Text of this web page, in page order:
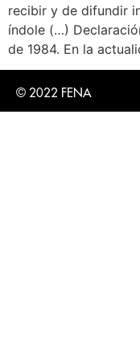
recibir y de difundir
índole (…)
de 1984. En la
© 2022 FENA